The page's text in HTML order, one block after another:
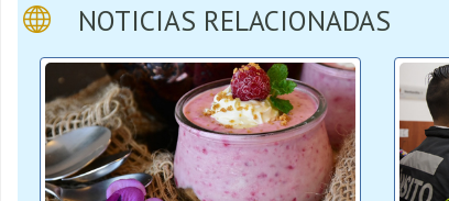
NOTICIAS RELACIONADAS